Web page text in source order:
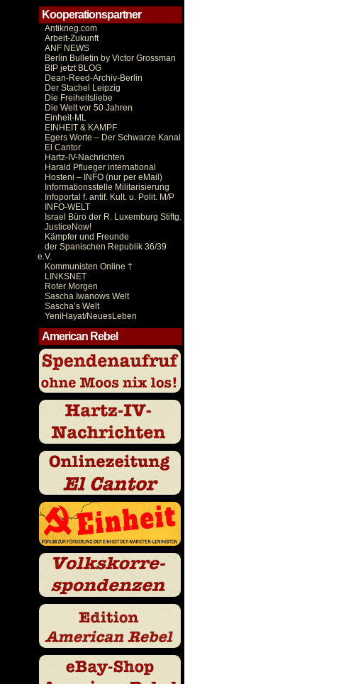
Kooperationspartner
Antikrieg.com
Arbeit-Zukunft
ANF NEWS
Berlin Bulletin by Victor Grossman
BIP jetzt BLOG
Dean-Reed-Archiv-Berlin
Der Stachel Leipzig
Die Freiheitsliebe
Die Welt vor 50 Jahren
Einheit-ML
EINHEIT & KAMPF
Egers Worte – Der Schwarze Kanal
El Cantor
Hartz-IV-Nachrichten
Harald Pflueger international
Hosteni – INFO (nur per eMail)
Informationsstelle Militarisierung
Infoportal f. antif. Kult. u. Polit. M/P
INFO-WELT
Israel Büro der R. Luxemburg Stiftg.
JusticeNow!
Kämpfer und Freunde
der Spanischen Republik 36/39
e.V.
Kommunisten Online †
LINKSNET
Roter Morgen
Sascha Iwanows Welt
Sascha’s Welt
YeniHayat/NeuesLeben
American Rebel